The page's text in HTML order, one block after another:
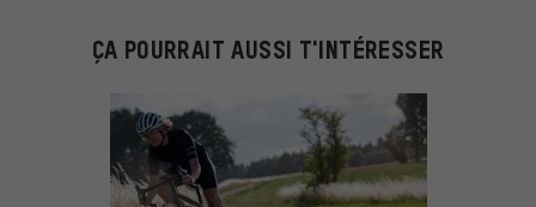
ÇA POURRAIT AUSSI T'INTÉRESSER